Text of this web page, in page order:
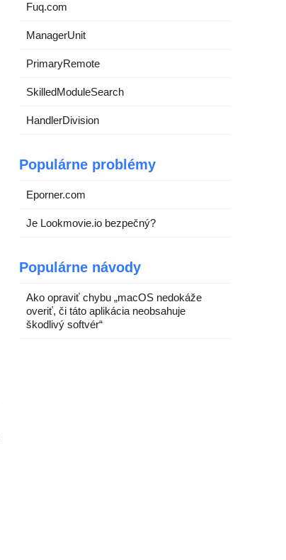
Fuq.com
ManagerUnit
PrimaryRemote
SkilledModuleSearch
HandlerDivision
Populárne problémy
Eporner.com
Je Lookmovie.io bezpečný?
Populárne návody
Ako opraviť chybu „macOS nedokáže
overiť, či táto aplikácia neobsahuje
škodlivý softvér“